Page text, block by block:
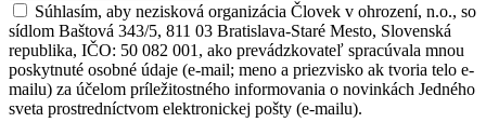
Súhlasím, aby nezisková organizácia Človek v ohrození, n.o., so
sídlom Baštová 343/5, 811 03 Bratislava-Staré Mesto, Slovenská
republika, IČO: 50 082 001, ako prevádzkovateľ spracúvala mnou
poskytnuté osobné údaje (e-mail; meno a priezvisko ak tvoria telo e-
mailu) za účelom príležitostného informovania o novinkách Jedného
sveta prostredníctvom elektronickej pošty (e-mailu).